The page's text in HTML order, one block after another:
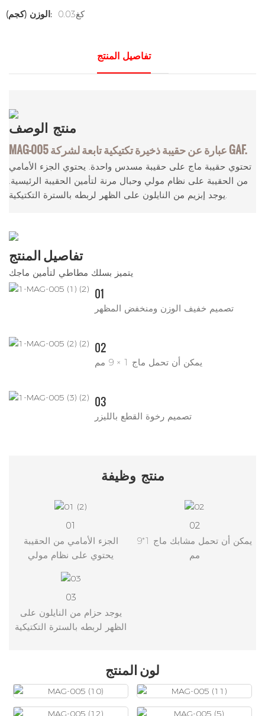
الوزن (كجم):
كغ0.03
تفاصيل المنتج
منتج الوصف
MAG-005 عبارة عن حقيبة ذخيرة تكتيكية تابعة لشركة GAF.
تحتوي حقيبة ماج على حقيبة مسدس واحدة. يحتوي الجزء الأمامي
من الحقيبة على نظام مولي وحبال مرنة لتأمين الحقيبة الرئيسية.
يوجد إبزيم من النايلون على الظهر لربطه بالسترة التكتيكية.
تفاصيل المنتج
يتميز بسلك مطاطي لتأمين ماجك
01
تصميم خفيف الوزن ومنخفض المظهر
02
يمكن أن تحمل ماج 1 × 9 مم
03
تصميم رخوة القطع بالليزر
منتج وظيفة
01
الجزء الأمامي من الحقيبة
يحتوي على نظام مولي
02
يمكن أن تحمل مشابك ماج 1*9
مم
03
يوجد حزام من النايلون على
الظهر لربطه بالسترة التكتيكية
لون المنتج